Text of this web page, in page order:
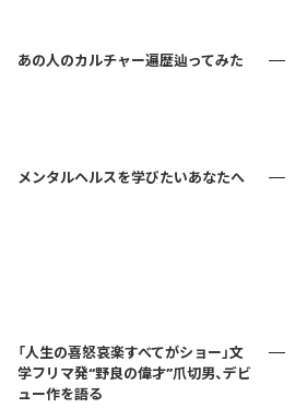
あの人のカルチャー遍歴辿ってみた
メンタルヘルスを学びたいあなたへ
「人生の喜怒哀楽すべてがショー」文
学フリマ発“野良の偉才”爪切男、デビ
ュー作を語る